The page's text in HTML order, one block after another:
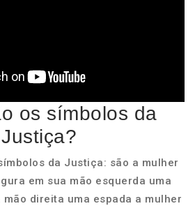
os símbolos da
Justiça?
da Justiça: são a mulher
em sua mão esquerda uma
mão direita uma espada a mulher